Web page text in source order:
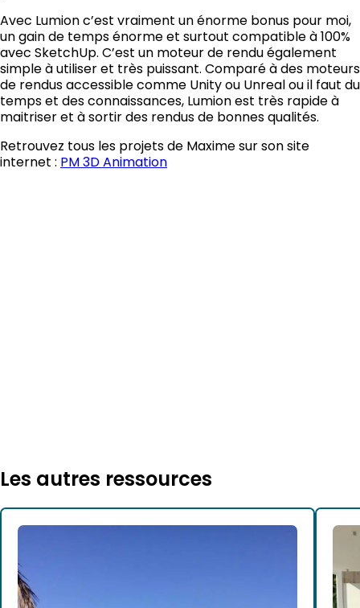
Avec Lumion c’est vraiment un énorme bonus pour moi,
un gain de temps énorme et surtout compatible à 100%
avec SketchUp. C’est un moteur de rendu également
simple à utiliser et très puissant. Comparé à des moteurs
de rendus accessible comme Unity ou Unreal ou il faut du
temps et des connaissances, Lumion est très rapide à
maitriser et à sortir des rendus de bonnes qualités.
Retrouvez tous les projets de Maxime sur son site
internet : PM 3D Animation
Les autres ressources